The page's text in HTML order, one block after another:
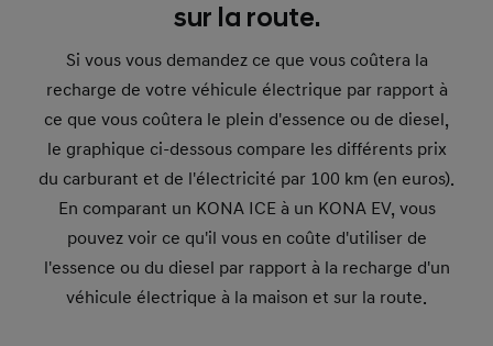
sur la route.
Si vous vous demandez ce que vous coûtera la
recharge de votre véhicule électrique par rapport à
ce que vous coûtera le plein d'essence ou de diesel,
le graphique ci-dessous compare les différents prix
du carburant et de l'électricité par 100 km (en euros).
En comparant un KONA ICE à un KONA EV, vous
pouvez voir ce qu'il vous en coûte d'utiliser de
l'essence ou du diesel par rapport à la recharge d'un
véhicule électrique à la maison et sur la route.